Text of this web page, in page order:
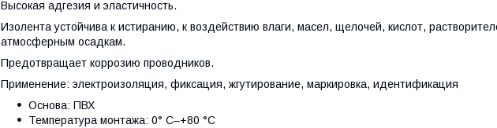
Высокая адгезия и эластичность.
Изолента устойчива к истиранию, к воздействию влаги, масел, щелочей, кислот,
атмосферным осадкам.
Предотвращает коррозию проводников.
Применение: электроизоляция, фиксация, жгутирование, маркировка, идентификация
Основа: ПВХ
Температура монтажа: 0° С–+80 °С